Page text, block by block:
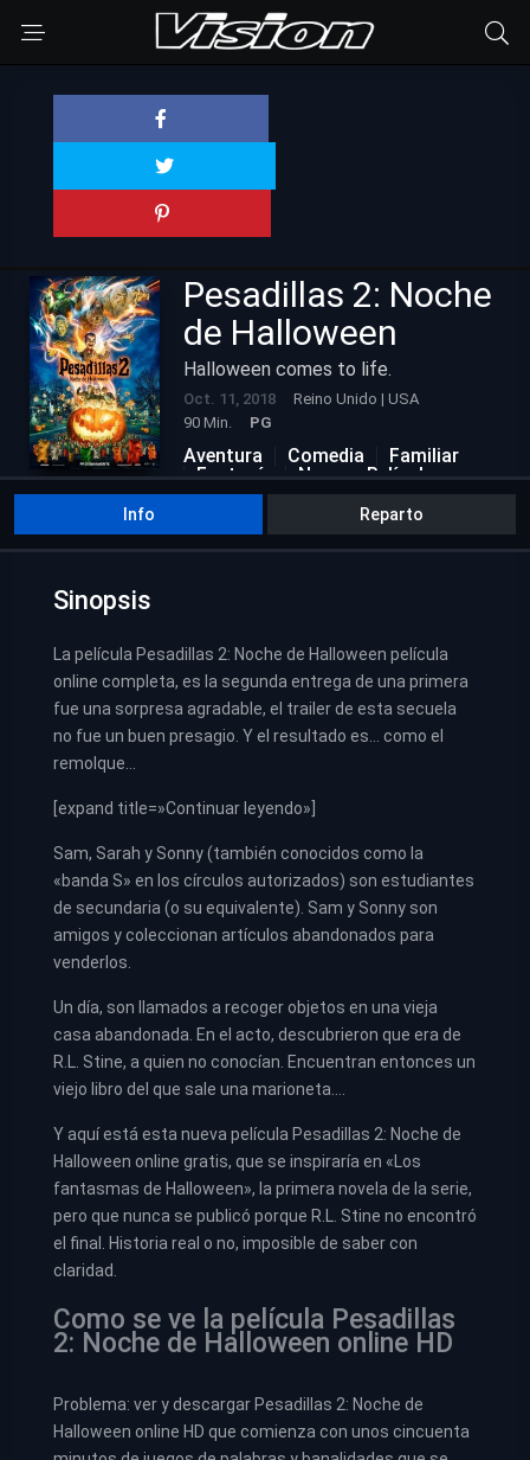
Pesadillas 2: Noche
de Halloween
Halloween comes to life.
Oct. 11, 2018
Reino Unido | USA
90 Min.
PG
Aventura Comedia
Familiar
Fantasía
Nuevas Películas
Terror
Info Reparto
Sinopsis
La película Pesadillas 2: Noche de Halloween película
online completa, es la segunda entrega de una primera
fue una sorpresa agradable, el trailer de esta secuela
no fue un buen presagio. Y el resultado es… como el
remolque…
[expand title=»Continuar leyendo»]
Sam, Sarah y Sonny (también conocidos como la
«banda S» en los círculos autorizados) son estudiantes
de secundaria (o su equivalente). Sam y Sonny son
amigos y coleccionan artículos abandonados para
venderlos.
Un día, son llamados a recoger objetos en una vieja
casa abandonada. En el acto, descubrieron que era de
R.L. Stine, a quien no conocían. Encuentran entonces un
viejo libro del que sale una marioneta….
Y aquí está esta nueva película Pesadillas 2: Noche de
Halloween online gratis, que se inspiraría en «Los
fantasmas de Halloween», la primera novela de la serie,
pero que nunca se publicó porque R.L. Stine no encontró
el final. Historia real o no, imposible de saber con
claridad.
Como se ve la película Pesadillas
2: Noche de Halloween online HD
Problema: ver y descargar Pesadillas 2: Noche de
Halloween online HD que comienza con unos cincuenta